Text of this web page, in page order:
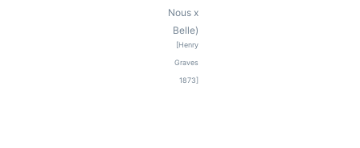
Nous x
Belle)
[Henry
Graves
1873]